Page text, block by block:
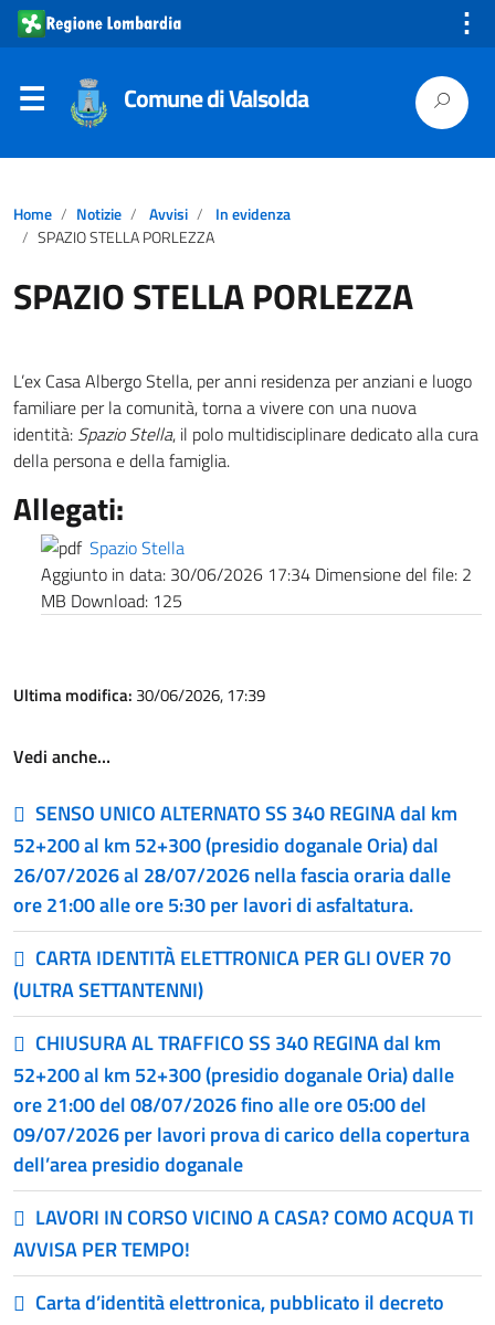
⋮
Comune di Valsolda
Home Notizie Avvisi
In evidenza
SPAZIO STELLA PORLEZZA
SPAZIO STELLA PORLEZZA
L’ex Casa Albergo Stella, per anni residenza per anziani e luogo
familiare per la comunità, torna a vivere con una nuova
identità: Spazio Stella, il polo multidisciplinare dedicato alla cura
della persona e della famiglia.
Allegati:
Spazio Stella
Aggiunto in data: 30/06/2026 17:34 Dimensione del file: 2
MB Download: 125
Ultima modifica: 30/06/2026, 17:39
Vedi anche…
SENSO UNICO ALTERNATO SS 340 REGINA dal km
52+200 al km 52+300 (presidio doganale Oria) dal
26/07/2026 al 28/07/2026 nella fascia oraria dalle
ore 21:00 alle ore 5:30 per lavori di asfaltatura.
CARTA IDENTITÀ ELETTRONICA PER GLI OVER 70
(ULTRA SETTANTENNI)
CHIUSURA AL TRAFFICO SS 340 REGINA dal km
52+200 al km 52+300 (presidio doganale Oria) dalle
ore 21:00 del 08/07/2026 fino alle ore 05:00 del
09/07/2026 per lavori prova di carico della copertura
dell’area presidio doganale
LAVORI IN CORSO VICINO A CASA? COMO ACQUA TI
AVVISA PER TEMPO!
Carta d’identità elettronica, pubblicato il decreto